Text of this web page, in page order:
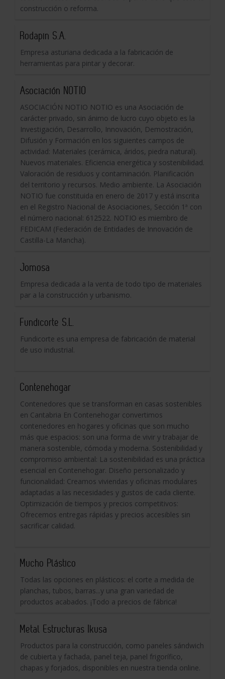
construcción o reforma.
Rodapin S.A.
Empresa asturiana dedicada a la fabricación de
herramientas para pintar y decorar.
Asociación NOTIO
ASOCIACIÓN NOTIO NOTIO es una Asociación de
carácter privado, sin ánimo de lucro cuyo objeto es la
Investigación, Desarrollo, Innovación, Demostración,
Difusión y Formación en los siguientes campos de
actividad: Materiales (cerámica, áridos, piedra natural).
Nuevos materiales. Eficiencia energética y sostenibilidad.
Valoración de residuos y contaminación. Planificación
del territorio y recursos. Medio ambiente. La Asociación
NOTIO fue constituida en enero de 2017 y está inscrita
en el Registro Nacional de Asociaciones, Sección 1ª con
el número nacional: 612522. NOTIO es miembro de
FEDICAM (Federación de Entidades de Innovación de
Castilla-La Mancha).
Jomosa
Empresa dedicada a la venta de todo tipo de materiales
par a la construcción y urbanismo.
Fundicorte S.L.
Fundicorte es una empresa de fabricación de material
de uso industrial.
Contenehogar
Contenedores que se transforman en casas sostenibles
en Cantabria En Contenehogar convertimos
contenedores en hogares y oficinas que son mucho
más que espacios: son una forma de vivir y trabajar de
manera sostenible, cómoda y moderna. Sostenibilidad y
compromiso ambiental: La sostenibilidad es una práctica
esencial en Contenehogar. Diseño personalizado y
funcionalidad: Creamos viviendas y oficinas modulares
adaptadas a las necesidades y gustos de cada cliente.
Optimización de tiempos y precios competitivos:
Ofrecemos entregas rápidas y precios accesibles sin
sacrificar calidad.
Mucho Plástico
Todas las opciones en plásticos: el corte a medida de
planchas, tubos, barras...y una gran variedad de
productos acabados. ¡Todo a precios de fábrica!
Metal Estructuras Ikusa
Productos para la construcción, como paneles sándwich
de cubierta y fachada, panel teja, panel frigorífico,
chapas y forjados, disponibles en nuestra tienda online.